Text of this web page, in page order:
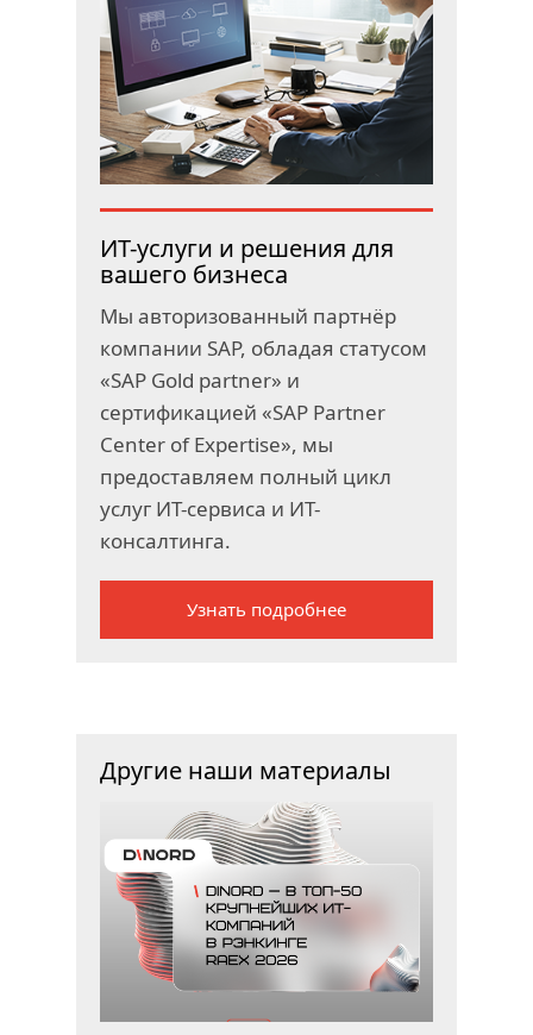
Другие наши материалы
ИТ-услуги и решения для
вашего бизнеса
Мы авторизованный партнёр
компании SAP, обладая статусом
«SAP Gold partner» и
сертификацией «SAP Partner
Center of Expertise», мы
предоставляем полный цикл
услуг ИТ-сервиса и ИТ-
консалтинга.
Узнать подробнее